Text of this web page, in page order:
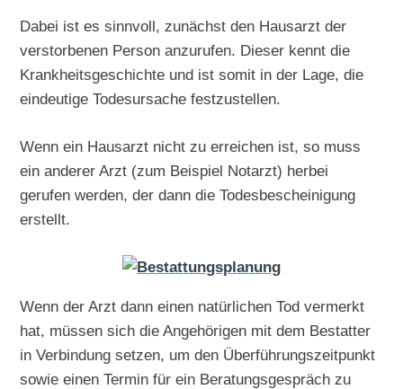
Dabei ist es sinnvoll, zunächst den Hausarzt der
verstorbenen Person anzurufen. Dieser kennt die
Krankheitsgeschichte und ist somit in der Lage, die
eindeutige Todesursache festzustellen.
Wenn ein Hausarzt nicht zu erreichen ist, so muss
ein anderer Arzt (zum Beispiel Notarzt) herbei
gerufen werden, der dann die Todesbescheinigung
erstellt.
Wenn der Arzt dann einen natürlichen Tod vermerkt
hat, müssen sich die Angehörigen mit dem Bestatter
in Verbindung setzen, um den Überführungszeitpunkt
sowie einen Termin für ein Beratungsgespräch zu